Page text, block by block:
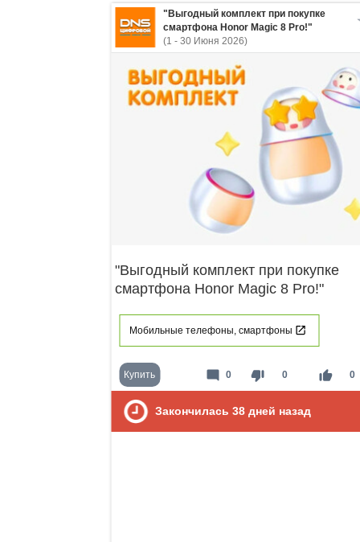
"Выгодный комплект при покупке
смартфона Honor Magic 8 Pro!"
(1 - 30 Июня 2026)
"Выгодный комплект при покупке
смартфона Honor Magic 8 Pro!"
Мобильные телефоны, смартфоны
Купить thumb_down 0 thumb_up 0
mode_comment 0
Закончилась 38 дней назад